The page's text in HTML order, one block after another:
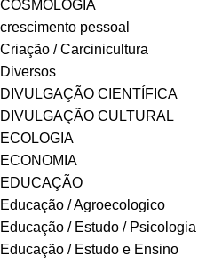
COSMOLOGIA
crescimento pessoal
Criação / Carcinicultura
Diversos
DIVULGAÇÃO CIENTÍFICA
DIVULGAÇÃO CULTURAL
ECOLOGIA
ECONOMIA
EDUCAÇÃO
Educação / Agroecologico
Educação / Estudo / Psicologia
Educação / Estudo e Ensino